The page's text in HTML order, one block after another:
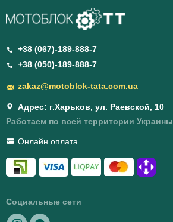
+38 (067)-189-888-7
+38 (050)-189-888-7
zakaz@motoblok-tata.com.ua
Адрес: г.Харьков, ул. Раевской, 10
Работаем по всей территории Украины
Онлайн оплата
Социальные сети